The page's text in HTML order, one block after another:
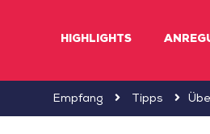
HIGHLIGHTS
Empfang Tipps